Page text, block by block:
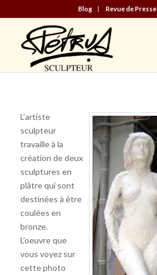
Blog Revue de Presse
L’artiste
sculpteur
travaille à la
création de deux
sculptures en
plâtre qui sont
destinées à être
coulées en
bronze.
L’oeuvre que
vous voyez sur
cette photo